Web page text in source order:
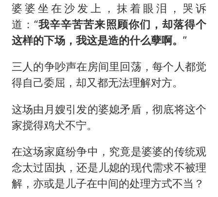
婆婆坐在沙发上，抹着眼泪，哭诉
道：“我辛辛苦苦来照顾你们，却落得个
这样的下场，我这是造的什么孽啊。 ”
三人的争吵声在房间里回荡，每个人都觉
得自己委屈，却又都无法理解对方。
这场由月嫂引发的婆媳矛盾，彻底将这个
家搅得鸡犬不宁。
在这场家庭纷争中，究竟是婆婆的传统观
念太过固执，还是儿媳的现代需求不被理
解，亦或是儿子在中间的处理方式不当？